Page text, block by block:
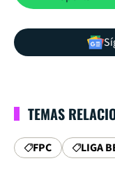
TEMAS
FPC LIGA